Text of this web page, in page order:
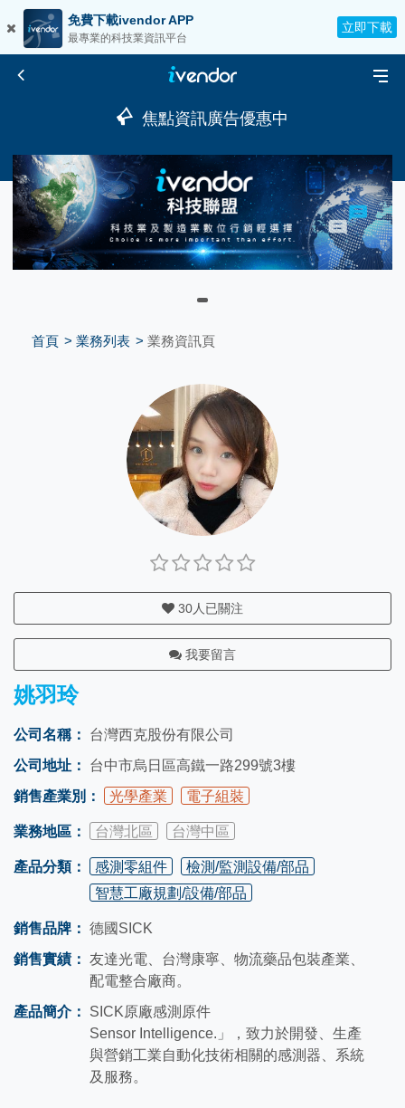
免費下載ivendor APP
最專業的科技業資訊平台
立即下載
焦點資訊廣告優惠中
首頁 業務列表 業務資訊頁
30人已關注
我要留言
姚羽玲
公司名稱：
台灣西克股份有限公司
公司地址：
台中市烏日區高鐵一路299號3樓
銷售產業別：
光學產業 電子組裝
業務地區： 台灣北區 台灣中區
產品分類： 感測零組件
檢測/監測設備/部品
智慧工廠規劃/設備/部品
銷售品牌： 德國SICK
銷售實績： 友達光電、台灣康寧、物流藥品包裝產業、
配電整合廠商。
產品簡介：
SICK原廠感測原件
Sensor Intelligence.」，致力於開發、生產
與營銷工業自動化技術相關的感測器、系統
及服務。